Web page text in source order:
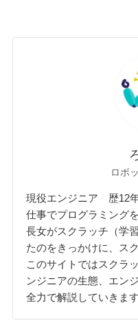
ロボ
現役エンジニア 歴12年
仕事でプログラミング
長女がスクラッチ（学
たのをきっかけに、ス
このサイトではスクラ
ンジニアの生態、エン
全力で解説していきます